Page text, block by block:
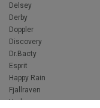
Delsey
Derby
Doppler
Discovery
Dr.Bacty
Esprit
Happy Rain
Fjallraven
Hedgren